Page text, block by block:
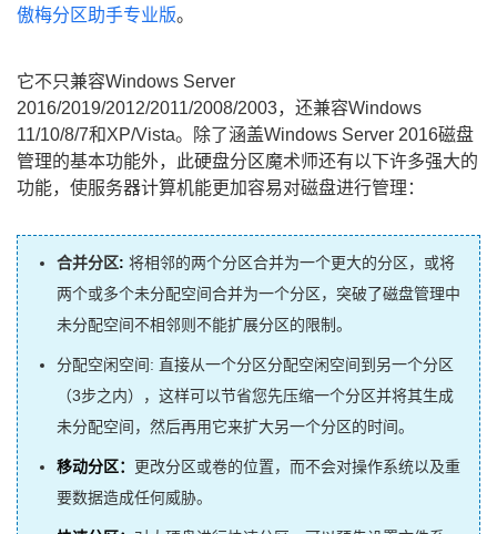
傲梅分区助手专业版。
它不只兼容Windows Server
2016/2019/2012/2011/2008/2003，还兼容Windows
11/10/8/7和XP/Vista。除了涵盖Windows Server 2016磁盘
管理的基本功能外，此硬盘分区魔术师还有以下许多强大的
功能，使服务器计算机能更加容易对磁盘进行管理：
合并分区: 将相邻的两个分区合并为一个更大的分区，或将
两个或多个未分配空间合并为一个分区，突破了磁盘管理中
未分配空间不相邻则不能扩展分区的限制。
分配空闲空间: 直接从一个分区分配空闲空间到另一个分区
（3步之内），这样可以节省您先压缩一个分区并将其生成
未分配空间，然后再用它来扩大另一个分区的时间。
移动分区： 更改分区或卷的位置，而不会对操作系统以及重
要数据造成任何威胁。